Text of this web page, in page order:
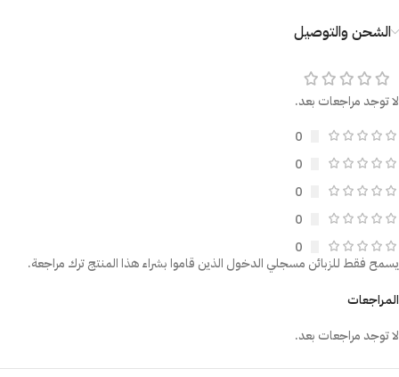
الشحن والتوصيل
لا توجد مراجعات بعد.
0
0
0
0
0
المراجعات
لا توجد مراجعات بعد.
يسمح فقط للزبائن مسجلي الدخول الذين قاموا بشراء هذا المنتج ترك مراجعة.